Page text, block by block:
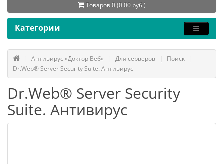
Товаров 0 (0.00 руб.)
Категории
Антивирус «Доктор Веб» Для серверов
Поиск
Dr.Web® Server Security Suite. Антивирус
Dr.Web® Server Security
Suite. Антивирус